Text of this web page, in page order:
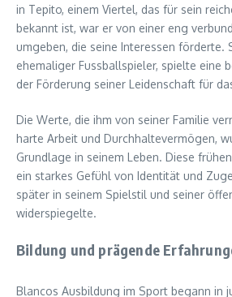
in Tepito, einem Viertel, das für sein
bekannt ist, war er von einer eng
umgeben, die seine Interessen förderte.
ehemaliger Fussballspieler, spielte eine
der Förderung seiner Leidenschaft für
Die Werte, die ihm von seiner Familie
harte Arbeit und Durchhaltevermögen,
Grundlage in seinem Leben. Diese
ein starkes Gefühl von Identität und
später in seinem Spielstil und seiner
widerspiegelte.
Bildung und prägende
Blancos Ausbildung im Sport begann in